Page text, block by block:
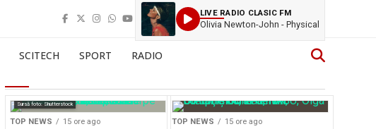
LIVE RADIO CLASIC FM
Olivia Newton-John - Physical
SCITECH SPORT RADIO
Sursă foto: Shutterstock
TOP NEWS 15 ore ago TOP NEWS 15 ore ago